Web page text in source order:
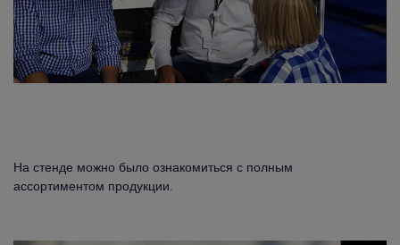
На стенде можно было ознакомиться с полным
ассортиментом продукции.